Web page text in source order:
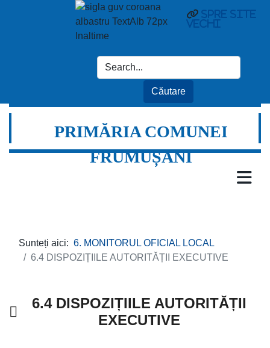
spre site
vechi
PRIMĂRIA COMUNEI
FRUMUȘANI
Sunteți aici: 6. MONITORUL OFICIAL LOCAL
6.4 DISPOZIȚIILE AUTORITĂȚII EXECUTIVE
6.4 DISPOZIȚIILE AUTORITĂȚII
EXECUTIVE